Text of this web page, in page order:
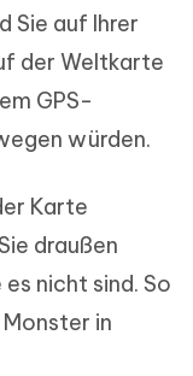
Sie auf Ihrer
der Weltkarte
GPS-
würden.
Karte
draußen
nicht sind. So
Monster in